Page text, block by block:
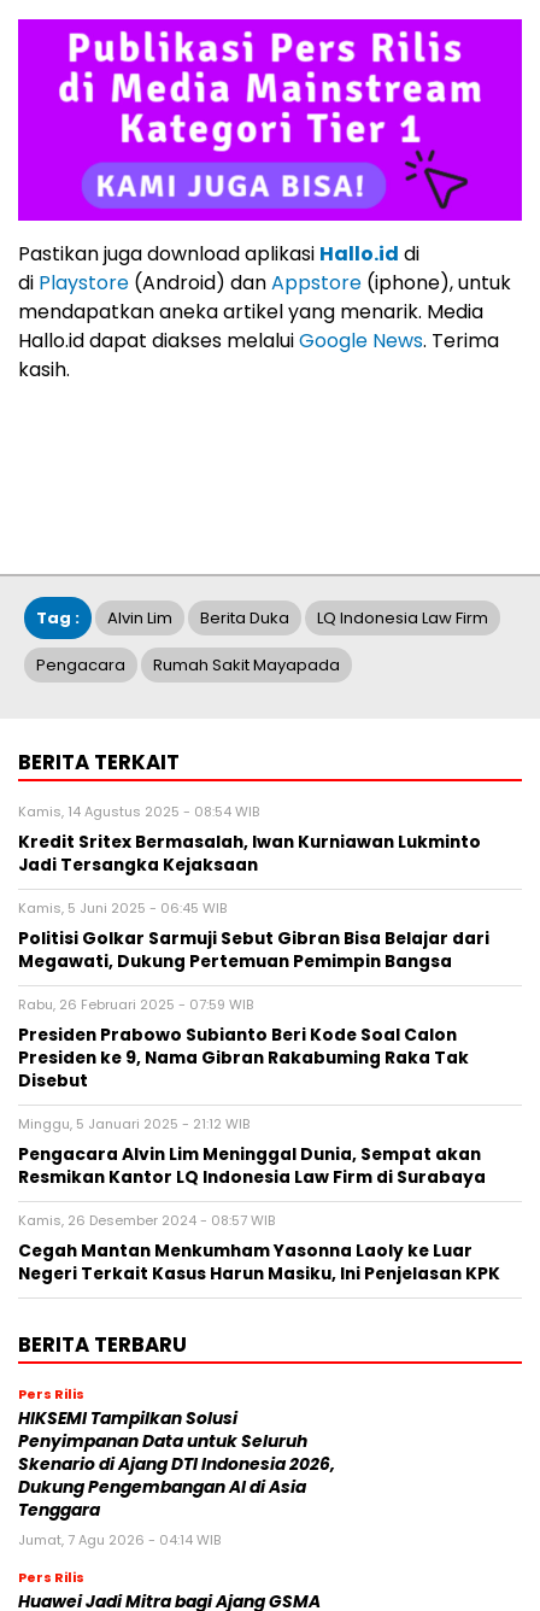
Pastikan juga download aplikasi Hallo.id di
di Playstore (Android) danAppstore (iphone), untuk
mendapatkan aneka artikel yang menarik. Media
Hallo.id dapat diakses melaluiGoogle News. Terima
kasih.
Tag : Alvin Lim Berita Duka LQ Indonesia Law Firm
Pengacara Rumah Sakit Mayapada
BERITA TERKAIT
Kamis, 14 Agustus 2025 - 08:54 WIB
Kredit Sritex Bermasalah, Iwan Kurniawan Lukminto
Jadi Tersangka Kejaksaan
Kamis, 5 Juni 2025 - 06:45 WIB
Politisi Golkar Sarmuji Sebut Gibran Bisa Belajar dari
Megawati, Dukung Pertemuan Pemimpin Bangsa
Rabu, 26 Februari 2025 - 07:59 WIB
Presiden Prabowo Subianto Beri Kode Soal Calon
Presiden ke 9, Nama Gibran Rakabuming Raka Tak
Disebut
Minggu, 5 Januari 2025 - 21:12 WIB
Pengacara Alvin Lim Meninggal Dunia, Sempat akan
Resmikan Kantor LQ Indonesia Law Firm di Surabaya
Kamis, 26 Desember 2024 - 08:57 WIB
Cegah Mantan Menkumham Yasonna Laoly ke Luar
Negeri Terkait Kasus Harun Masiku, Ini Penjelasan KPK
BERITA TERBARU
Pers Rilis
HIKSEMI Tampilkan Solusi
Penyimpanan Data untuk Seluruh
Skenario di Ajang DTI Indonesia 2026,
Dukung Pengembangan AI di Asia
Tenggara
Jumat, 7 Agu 2026 - 04:14 WIB
Pers Rilis
Huawei Jadi Mitra bagi Ajang GSMA